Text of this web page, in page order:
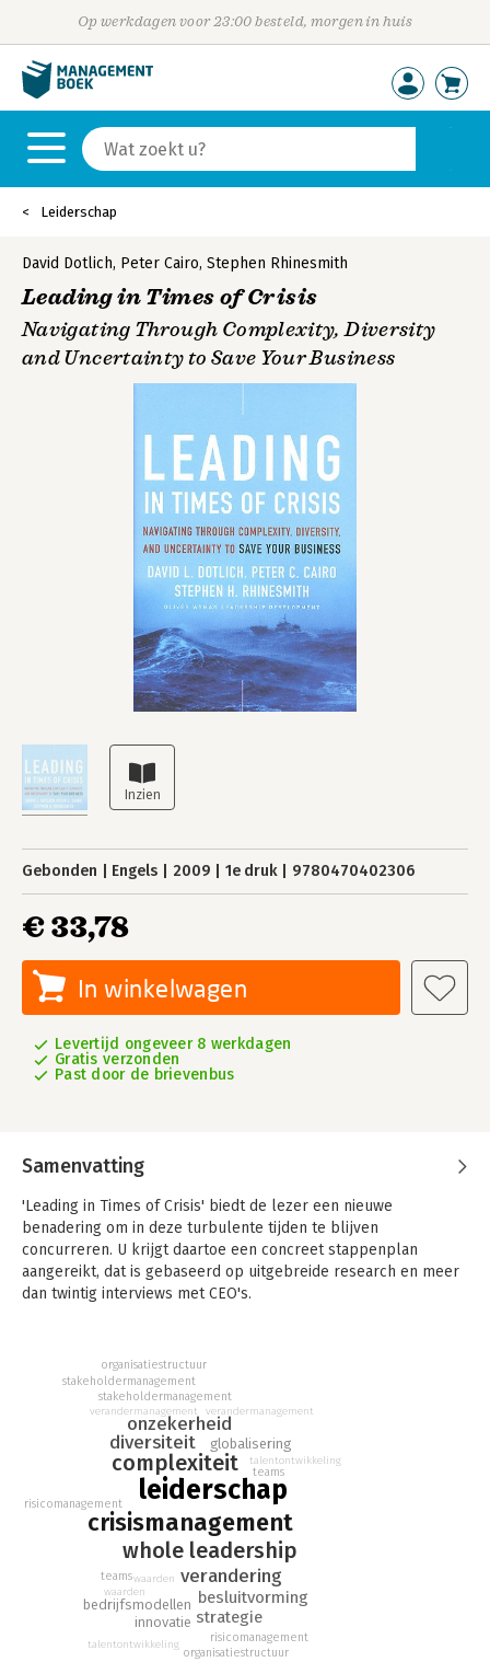
Op werkdagen voor 23:00 besteld, morgen in huis
Leiderschap
David Dotlich, Peter Cairo, Stephen Rhinesmith
Leading in Times of Crisis
Navigating Through Complexity, Diversity
and Uncertainty to Save Your Business
Gebonden Engels 2009 1e druk 9780470402306
€ 33,78
In winkelwagen
Levertijd ongeveer 8 werkdagen
Gratis verzonden
Past door de brievenbus
Samenvatting
'Leading in Times of Crisis' biedt de lezer een nieuwe
benadering om in deze turbulente tijden te blijven
concurreren. U krijgt daartoe een concreet stappenplan
aangereikt, dat is gebaseerd op uitgebreide research en meer
dan twintig interviews met CEO's.
leiderschap
crisismanagement
whole leadership
complexiteit
verandering
diversiteit
onzekerheid
besluitvorming
strategie
globalisering
innovatie
bedrijfsmodellen
waarden
verandermanagement
stakeholdermanagement
talentontwikkeling
risicomanagement
organisatiestructuur
teams
waarden
verandermanagement
stakeholdermanagement
talentontwikkeling
risicomanagement
organisatiestructuur
teams